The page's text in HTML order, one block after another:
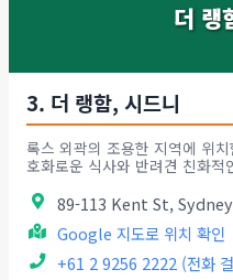
더 랭
3. 더 랭함, 시드니
록스 외곽의 조용한 지역에 위
호화로운 식사와 반려견 친화적
89-113 Kent St,
Google 지도로 위치 확인
+61 2 9256 2222 (전화